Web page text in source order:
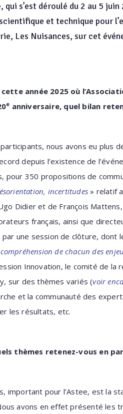
qui s’est déroulé du 2 au 5
et technique pour
Les Nuisances, sur cet
cette année 2025 où
e anniversaire, quel bilan
nous avons eu plus
depuis l’existence de
350 propositions de
incertitudes » relatif
Didier et de François
français, ainsi que
une session de clôture, dont
de chacun des
Innovation, le comité de la
sur des thèmes variés (voir
et la communauté des
les résultats, etc.
thèmes retenez-vous en
important pour l’Astee, est la
avons en effet présenté les